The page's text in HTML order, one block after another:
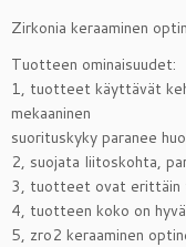
Zirkonia keraaminen
Tuotteen ominaisuudet:
1, tuotteet käyttävät
mekaaninen
suorituskyky paranee
2, suojata liitoskohta,
3, tuotteet ovat erittäin
4, tuotteen koko on
5, zro2 keraaminen